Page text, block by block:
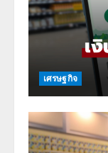
เศรษฐกิจ